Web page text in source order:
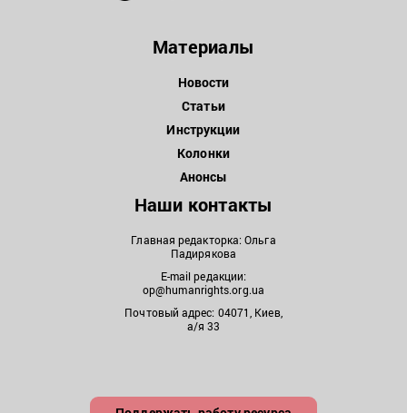
Материалы
Новости
Статьи
Инструкции
Колонки
Анонсы
Наши контакты
Главная редакторка: Ольга
Падирякова
E-mail редакции:
op@humanrights.org.ua
Почтовый адрес: 04071, Киев,
а/я 33